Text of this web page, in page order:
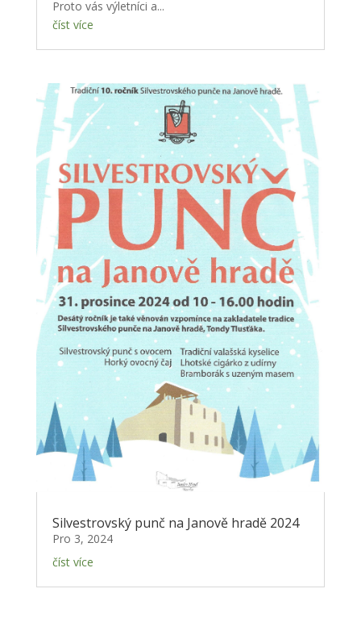
Proto vás výletníci a...
číst více
Silvestrovský punč na Janově hradě 2024
Pro 3, 2024
číst více